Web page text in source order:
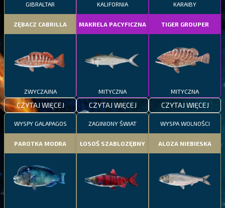
GIBRALTAR
ZĘBACZ CABRILLA
ZWYCZAJNA
CZYTAJ WIĘCEJ
KALIFORNIA
MAKRELA PACYFICZNA
MITYCZNA
CZYTAJ WIĘCEJ
KARAIBY
TIGER GROUPER
MITYCZNA
CZYTAJ WIĘCEJ
WYSPY GALAPAGOS
PAROTKA MODRA
ZAGINIONY ŚWIAT
ŁOSOŚ SZABLOZĘBNY
WYSPA WOLNOŚCI
ALOZA NIEBIESKA